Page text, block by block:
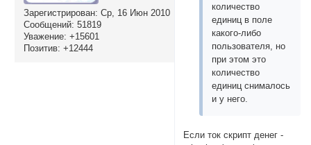
Зарегистрирован: Ср, 16 Июн 2010
Сообщений: 51819
Уважение: +15601
Позитив: +12444
количество
единиц в поле
какого-либо
пользователя, но
при этом это
количество
единиц снималось
и у него.
Если ток скрипт денег -